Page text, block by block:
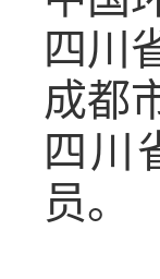
四川
成都
四川
员。